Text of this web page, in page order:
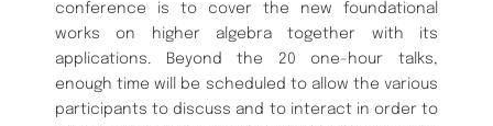
conference is to cover the new foundational
works on higher algebra together with its
applications. Beyond the 20 one-hour talks,
enough time will be scheduled to allow the various
participants to discuss and to interact in order to